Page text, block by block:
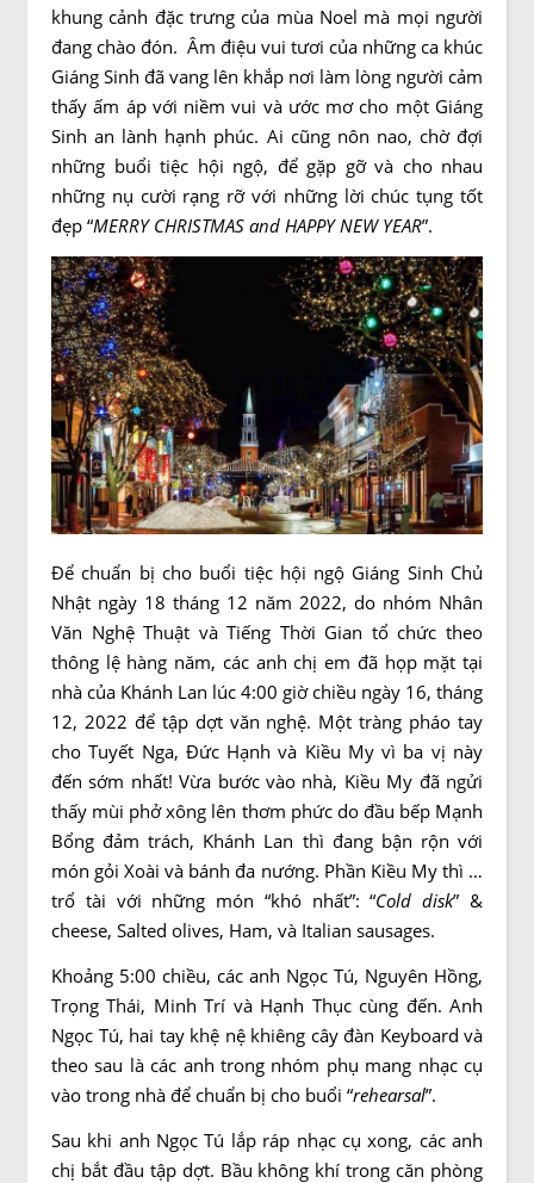
khung cảnh đặc trưng của mùa Noel mà mọi người
đang chào đón. Âm điệu vui tươi của những ca khúc
Giáng Sinh đã vang lên khắp nơi làm lòng người cảm
thấy ấm áp với niềm vui và ước mơ cho một Giáng
Sinh an lành hạnh phúc. Ai cũng nôn nao, chờ đợi
những buổi tiệc hội ngộ, để gặp gỡ và cho nhau
những nụ cười rạng rỡ với những lời chúc tụng tốt
đẹp “MERRY CHRISTMAS and HAPPY NEW YEAR”.
Để chuẩn bị cho buổi tiệc hội ngộ Giáng Sinh Chủ
Nhật ngày 18 tháng 12 năm 2022, do nhóm Nhân
Văn Nghệ Thuật và Tiếng Thời Gian tổ chức theo
thông lệ hàng năm, các anh chị em đã họp mặt tại
nhà của Khánh Lan lúc 4:00 giờ chiều ngày 16, tháng
12, 2022 để tập dợt văn nghệ. Một tràng pháo tay
cho Tuyết Nga, Đức Hạnh và Kiều My vì ba vị này
đến sớm nhất! Vừa bước vào nhà, Kiều My đã ngửi
thấy mùi phở xông lên thơm phức do đầu bếp Mạnh
Bổng đảm trách, Khánh Lan thì đang bận rộn với
món gỏi Xoài và bánh đa nướng. Phần Kiều My thì …
trổ tài với những món “khó nhất”: “Cold disk” &
cheese, Salted olives, Ham, và Italian sausages.
Khoảng 5:00 chiều, các anh Ngọc Tú, Nguyên Hồng,
Trọng Thái, Minh Trí và Hạnh Thục cùng đến. Anh
Ngọc Tú, hai tay khệ nệ khiêng cây đàn Keyboard và
theo sau là các anh trong nhóm phụ mang nhạc cụ
vào trong nhà để chuẩn bị cho buổi “rehearsal”.
Sau khi anh Ngọc Tú lắp ráp nhạc cụ xong, các anh
chị bắt đầu tập dợt. Bầu không khí trong căn phòng